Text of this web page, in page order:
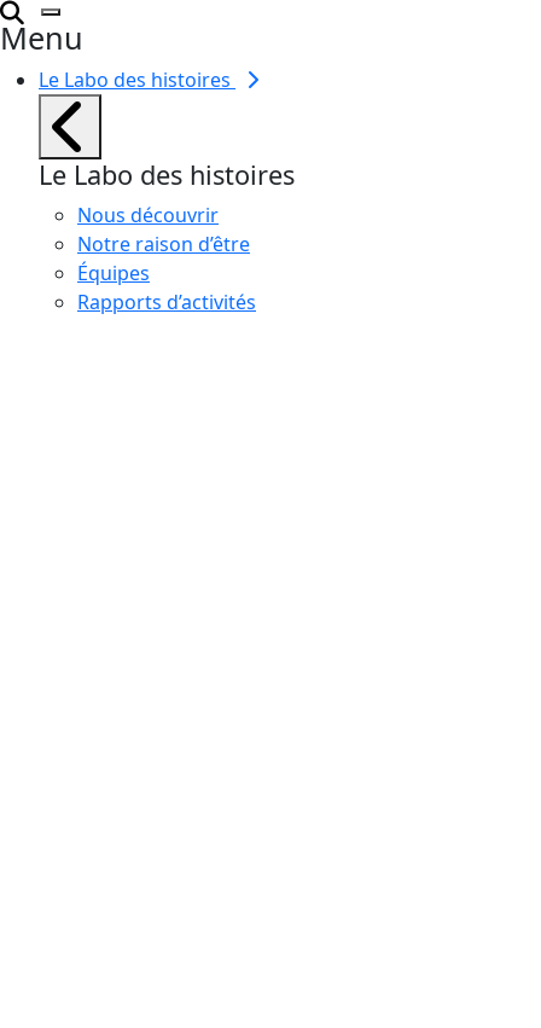
Menu
Le Labo des histoires
Le Labo des histoires
Nous découvrir
Notre raison d’être
Équipes
Rapports d’activités